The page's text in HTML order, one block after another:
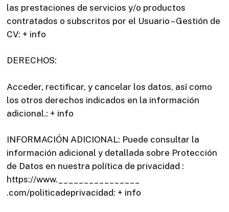
las prestaciones de servicios y/o productos
contratados o subscritos por el Usuario – Gestión de
CV: + info
DERECHOS:
Acceder, rectificar, y cancelar los datos, así como
los otros derechos indicados en la información
adicional.: + info
INFORMACIÓN ADICIONAL: Puede consultar la
información adicional y detallada sobre Protección
de Datos en nuestra política de privacidad :
https://www.________________
.com/politicadeprivacidad: + info